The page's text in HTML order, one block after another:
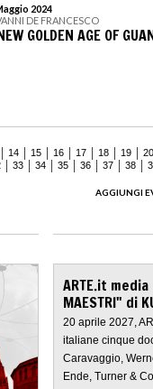
2024
DE FRANCESCO
GOLDEN AGE OF
14 15 16 17 18 19
20
33 34 35 36 37 38
AGGIUNGI
ARTE.it
MAESTRI" di
20 aprile 2027,
italiane cinque
Caravaggio,
Ende, Turner &